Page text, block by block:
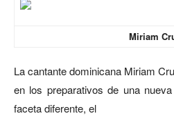
Miriam
La cantante dominicana Miriam
en los preparativos de una
faceta diferente, el